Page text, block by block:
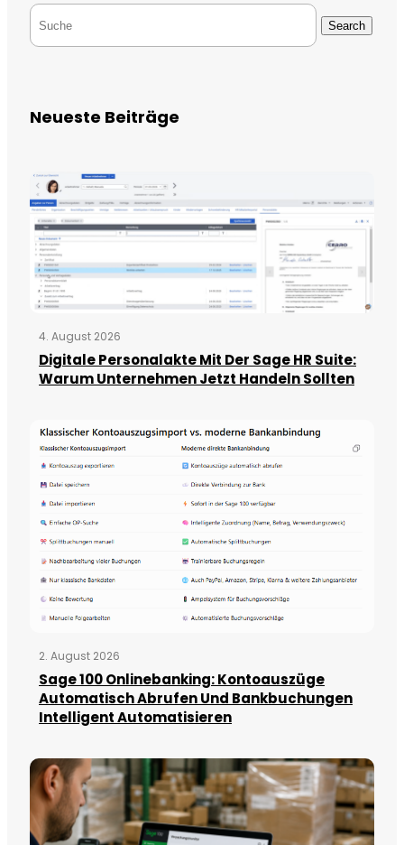
Search
Neueste Beiträge
4. August 2026
Digitale Personalakte Mit Der Sage HR Suite:
Warum Unternehmen Jetzt Handeln Sollten
2. August 2026
Sage 100 Onlinebanking: Kontoauszüge
Automatisch Abrufen Und Bankbuchungen
Intelligent Automatisieren